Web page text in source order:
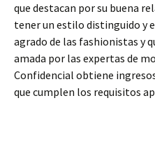
que destacan por su buena
tener un estilo distinguido y
agrado de las fashionistas y
amada por las expertas de
Confidencial obtiene
que cumplen los requisitos